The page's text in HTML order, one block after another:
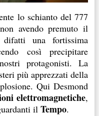
lo schianto del 777
avendo premuto il
una fortissima
così precipitare
protagonisti. La
più apprezzati della
Qui Desmond
elettromagnetiche,
il Tempo.